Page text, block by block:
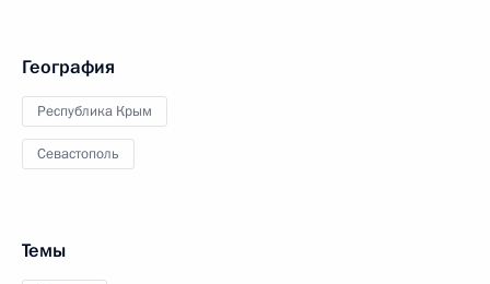
География
Республика Крым
Севастополь
Темы